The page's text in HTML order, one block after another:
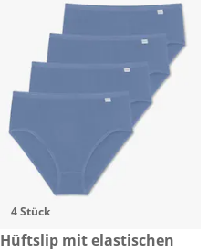
4 Stück
€ 37,99
Hüftslip mit elastischen